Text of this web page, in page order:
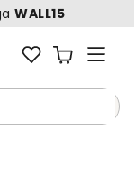
WALL15